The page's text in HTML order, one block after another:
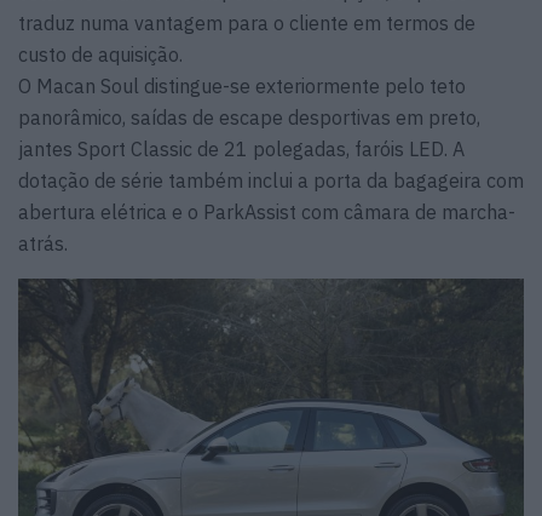
traduz numa vantagem para o cliente em termos de
custo de aquisição.
O Macan Soul distingue-se exteriormente pelo teto
panorâmico, saídas de escape desportivas em preto,
jantes Sport Classic de 21 polegadas, faróis LED. A
dotação de série também inclui a porta da bagageira com
abertura elétrica e o ParkAssist com câmara de marcha-
atrás.